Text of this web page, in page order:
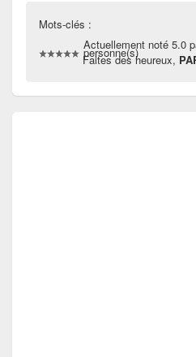
Mots-clés :
Actuellement noté 5.0
personne(s)
Faites des heureux,